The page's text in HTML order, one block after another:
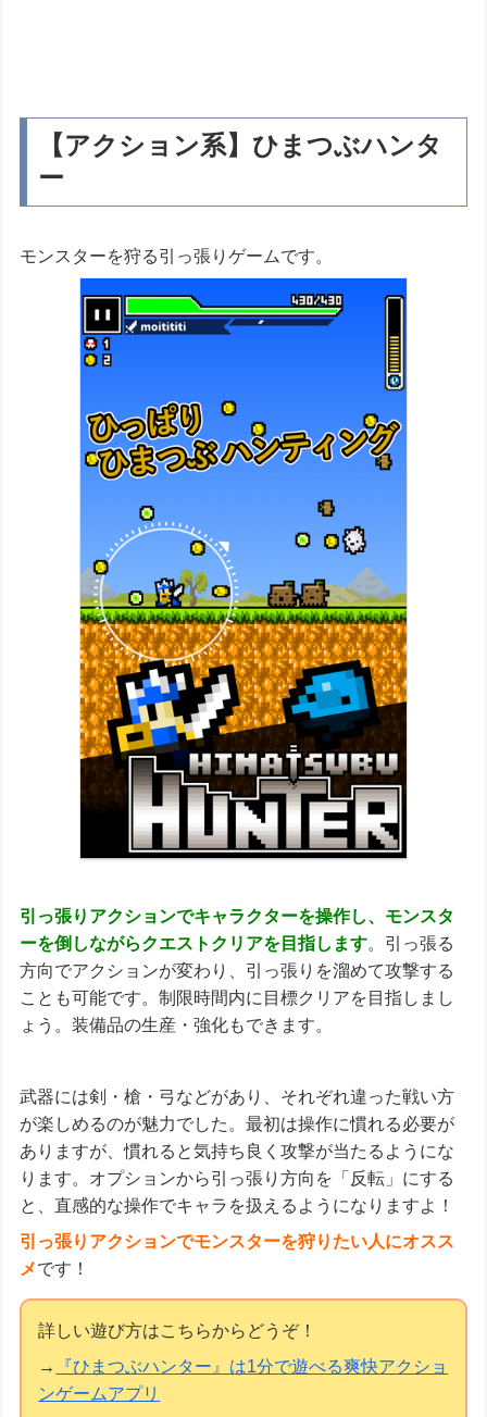
【アクション系】ひまつぶハンタ
ー
モンスターを狩る引っ張りゲームです。
引っ張りアクションでキャラクターを操作し、モンスタ
ーを倒しながらクエストクリアを目指します。引っ張る
方向でアクションが変わり、引っ張りを溜めて攻撃する
ことも可能です。制限時間内に目標クリアを目指しまし
ょう。装備品の生産・強化もできます。
武器には剣・槍・弓などがあり、それぞれ違った戦い方
が楽しめるのが魅力でした。最初は操作に慣れる必要が
ありますが、慣れると気持ち良く攻撃が当たるようにな
ります。オプションから引っ張り方向を「反転」にする
と、直感的な操作でキャラを扱えるようになりますよ！
引っ張りアクションでモンスターを狩りたい人にオスス
メです！
詳しい遊び方はこちらからどうぞ！
→
『ひまつぶハンター』は1分で遊べる爽快アクショ
ンゲームアプリ